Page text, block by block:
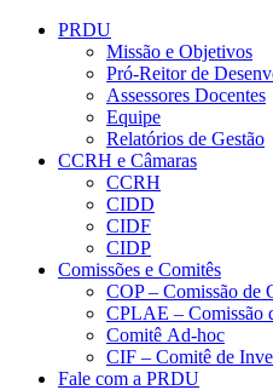
Conteúdo principal
PRDU
Missão e Objetivos
Pró-Reitor de
Assessores Docentes
Equipe
Relatórios de Gestão
CCRH e Câmaras
CCRH
CIDD
CIDF
CIDP
Comissões e Comitês
COP – Comissão de
CPLAE – Comissão
Comitê Ad-hoc
CIF – Comitê de
Fale com a PRDU